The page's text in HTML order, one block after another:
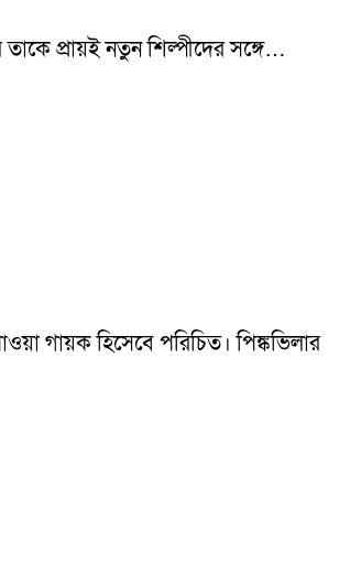
প্রায়ই নতুন শিল্পীদের সঙ্গে…
গায়ক হিসেবে পরিচিত। পিঙ্কভিলার